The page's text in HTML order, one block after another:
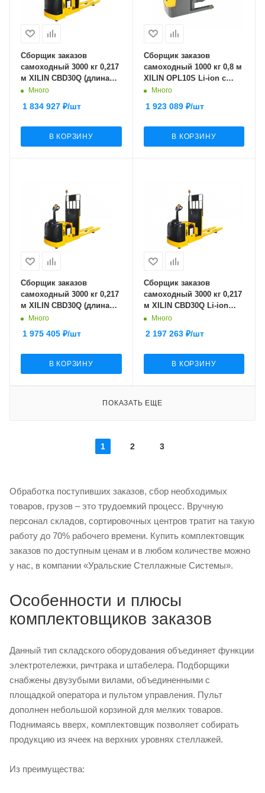
Сборщик заказов
самоходный 3000 кг 0,217
м XILIN CBD30Q (длина
вил 1220 мм)
Много
1 834 927 ₽/шт
В КОРЗИНУ
Сборщик заказов
самоходный 1000 кг 0,8 м
XILIN OPL10S Li-ion с
раздвижными вилами
Много
1 923 089₽/шт
В КОРЗИНУ
Сборщик заказов
самоходный 3000 кг 0,217
м XILIN CBD30Q (длина
вил 2440 мм)
Много
1 975 405 ₽/шт
В КОРЗИНУ
Сборщик заказов
самоходный 3000 кг 0,217
м XILIN CBD30Q Li-ion
(длина вил 1220 мм)
Много
2 197 263₽/шт
В КОРЗИНУ
ПОКАЗАТЬ ЕЩЕ
1 2 3
Обработка поступивших заказов, сбор необходимых
товаров, грузов – это трудоемкий процесс. Вручную
персонал складов, сортировочных центров тратит на такую
работу до 70% рабочего времени. Купить комплектовщик
заказов по доступным ценам и в любом количестве можно
у нас, в компании «Уральские Стеллажные Системы».
Особенности и плюсы
комплектовщиков заказов
Данный тип складского оборудования объединяет функции
электротележки, ричтрака и штабелера. Подборщики
снабжены двузубыми вилами, объединенными с
площадкой оператора и пультом управления. Пульт
дополнен небольшой корзиной для мелких товаров.
Поднимаясь вверх, комплектовщик позволяет собирать
продукцию из ячеек на верхних уровнях стеллажей.
Из преимущества: